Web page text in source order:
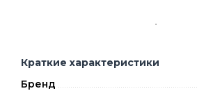
Краткие характеристики
Бренд